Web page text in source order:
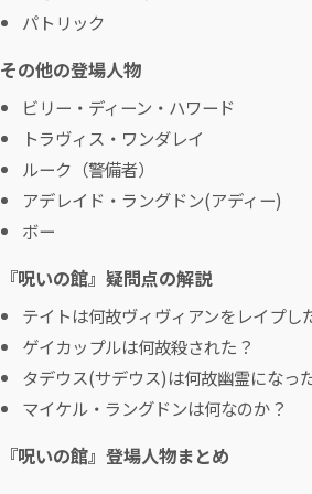
パトリック
その他の登場人物
ビリー・ディーン・ハワード
トラヴィス・ワンダレイ
ルーク（警備者）
アデレイド・ラングドン(アディー)
ボー
『呪いの館』疑問点の解説
テイトは何故ヴィヴィアンをレイプし
ゲイカップルは何故殺された？
タデウス(サデウス)は何故幽霊になっ
マイケル・ラングドンは何なのか？
『呪いの館』登場人物まとめ